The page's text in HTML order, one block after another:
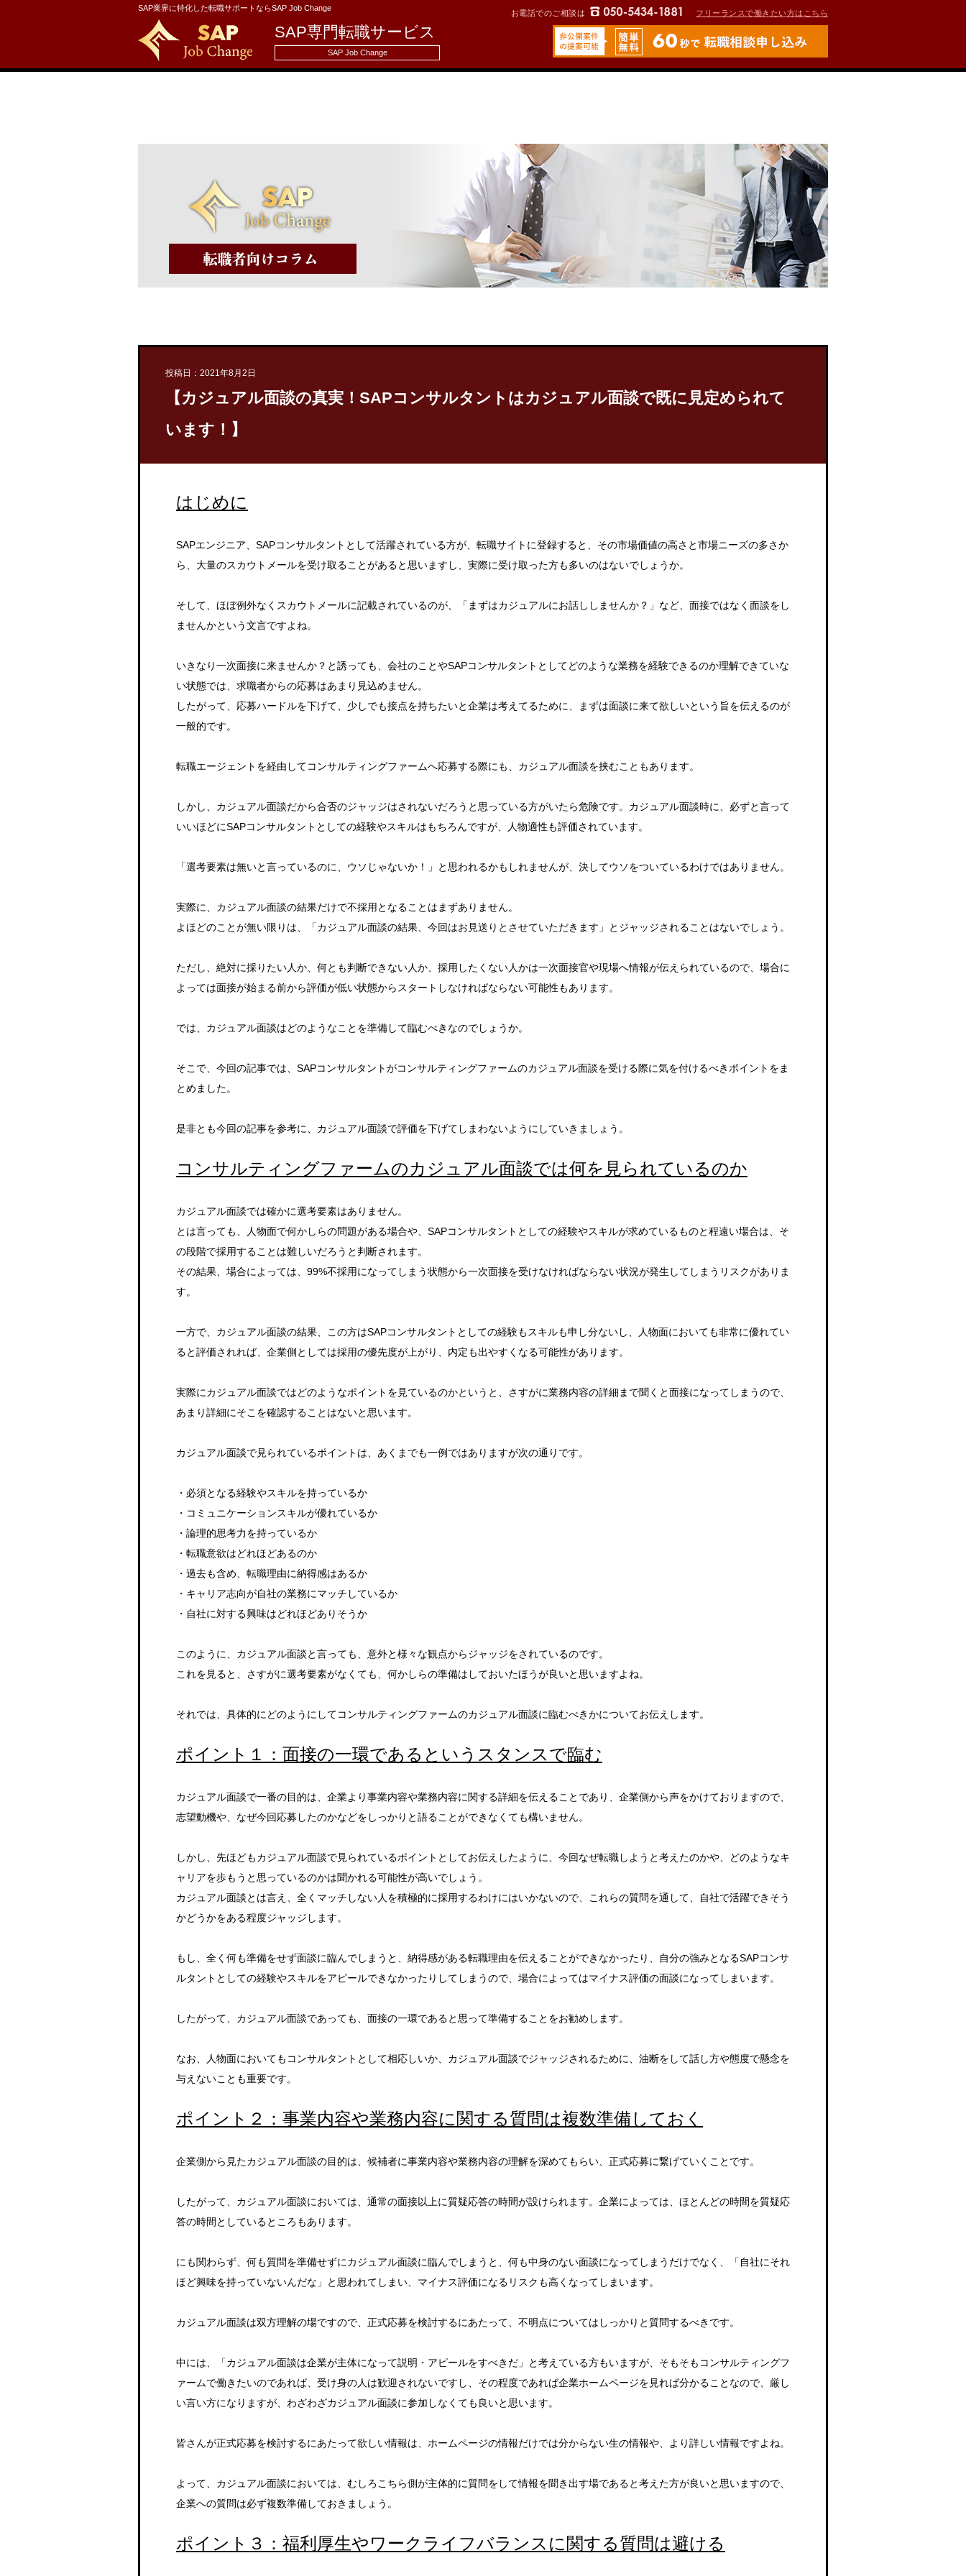
SAP業界に特化した転職サポートならSAP Job Change
SAP専門転職サービス
SAP Job Change
お電話でのご相談は フリーランスで働きたい方はこちら
投稿日：2021年8月2日
【カジュアル面談の真実！SAPコンサルタントはカジュアル面談で既に見定められて
います！】
はじめに
SAPエンジニア、SAPコンサルタントとして活躍されている方が、転職サイトに登録すると、その市場価値の高さと市場ニーズの多さか
ら、大量のスカウトメールを受け取ることがあると思いますし、実際に受け取った方も多いのはないでしょうか。
そして、ほぼ例外なくスカウトメールに記載されているのが、「まずはカジュアルにお話ししませんか？」など、面接ではなく面談をし
ませんかという文言ですよね。
いきなり一次面接に来ませんか？と誘っても、会社のことやSAPコンサルタントとしてどのような業務を経験できるのか理解できていな
い状態では、求職者からの応募はあまり見込めません。
したがって、応募ハードルを下げて、少しでも接点を持ちたいと企業は考えてるために、まずは面談に来て欲しいという旨を伝えるのが
一般的です。
転職エージェントを経由してコンサルティングファームへ応募する際にも、カジュアル面談を挟むこともあります。
しかし、カジュアル面談だから合否のジャッジはされないだろうと思っている方がいたら危険です。カジュアル面談時に、必ずと言って
いいほどにSAPコンサルタントとしての経験やスキルはもちろんですが、人物適性も評価されています。
「選考要素は無いと言っているのに、ウソじゃないか！」と思われるかもしれませんが、決してウソをついているわけではありません。
実際に、カジュアル面談の結果だけで不採用となることはまずありません。
よほどのことが無い限りは、「カジュアル面談の結果、今回はお見送りとさせていただきます」とジャッジされることはないでしょう。
ただし、絶対に採りたい人か、何とも判断できない人か、採用したくない人かは一次面接官や現場へ情報が伝えられているので、場合に
よっては面接が始まる前から評価が低い状態からスタートしなければならない可能性もあります。
では、カジュアル面談はどのようなことを準備して臨むべきなのでしょうか。
そこで、今回の記事では、SAPコンサルタントがコンサルティングファームのカジュアル面談を受ける際に気を付けるべきポイントをま
とめました。
是非とも今回の記事を参考に、カジュアル面談で評価を下げてしまわないようにしていきましょう。
コンサルティングファームのカジュアル面談では何を見られているのか
カジュアル面談では確かに選考要素はありません。
とは言っても、人物面で何かしらの問題がある場合や、SAPコンサルタントとしての経験やスキルが求めているものと程遠い場合は、そ
の段階で採用することは難しいだろうと判断されます。
その結果、場合によっては、99%不採用になってしまう状態から一次面接を受けなければならない状況が発生してしまうリスクがありま
す。
一方で、カジュアル面談の結果、この方はSAPコンサルタントとしての経験もスキルも申し分ないし、人物面においても非常に優れてい
ると評価されれば、企業側としては採用の優先度が上がり、内定も出やすくなる可能性があります。
実際にカジュアル面談ではどのようなポイントを見ているのかというと、さすがに業務内容の詳細まで聞くと面接になってしまうので、
あまり詳細にそこを確認することはないと思います。
カジュアル面談で見られているポイントは、あくまでも一例ではありますが次の通りです。
・必須となる経験やスキルを持っているか
・コミュニケーションスキルが優れているか
・論理的思考力を持っているか
・転職意欲はどれほどあるのか
・過去も含め、転職理由に納得感はあるか
・キャリア志向が自社の業務にマッチしているか
・自社に対する興味はどれほどありそうか
このように、カジュアル面談と言っても、意外と様々な観点からジャッジをされているのです。
これを見ると、さすがに選考要素がなくても、何かしらの準備はしておいたほうが良いと思いますよね。
それでは、具体的にどのようにしてコンサルティングファームのカジュアル面談に臨むべきかについてお伝えします。
ポイント１：面接の一環であるというスタンスで臨む
カジュアル面談で一番の目的は、企業より事業内容や業務内容に関する詳細を伝えることであり、企業側から声をかけておりますので、
志望動機や、なぜ今回応募したのかなどをしっかりと語ることができなくても構いません。
しかし、先ほどもカジュアル面談で見られているポイントとしてお伝えしたように、今回なぜ転職しようと考えたのかや、どのようなキ
ャリアを歩もうと思っているのかは聞かれる可能性が高いでしょう。
カジュアル面談とは言え、全くマッチしない人を積極的に採用するわけにはいかないので、これらの質問を通して、自社で活躍できそう
かどうかをある程度ジャッジします。
もし、全く何も準備をせず面談に臨んでしまうと、納得感がある転職理由を伝えることができなかったり、自分の強みとなるSAPコンサ
ルタントとしての経験やスキルをアピールできなかったりしてしまうので、場合によってはマイナス評価の面談になってしまいます。
したがって、カジュアル面談であっても、面接の一環であると思って準備することをお勧めします。
なお、人物面においてもコンサルタントとして相応しいか、カジュアル面談でジャッジされるために、油断をして話し方や態度で懸念を
与えないことも重要です。
ポイント２：事業内容や業務内容に関する質問は複数準備しておく
企業側から見たカジュアル面談の目的は、候補者に事業内容や業務内容の理解を深めてもらい、正式応募に繋げていくことです。
したがって、カジュアル面談においては、通常の面接以上に質疑応答の時間が設けられます。企業によっては、ほとんどの時間を質疑応
答の時間としているところもあります。
にも関わらず、何も質問を準備せずにカジュアル面談に臨んでしまうと、何も中身のない面談になってしまうだけでなく、「自社にそれ
ほど興味を持っていないんだな」と思われてしまい、マイナス評価になるリスクも高くなってしまいます。
カジュアル面談は双方理解の場ですので、正式応募を検討するにあたって、不明点についてはしっかりと質問するべきです。
中には、「カジュアル面談は企業が主体になって説明・アピールをすべきだ」と考えている方もいますが、そもそもコンサルティングフ
ァームで働きたいのであれば、受け身の人は歓迎されないですし、その程度であれば企業ホームページを見れば分かることなので、厳し
い言い方になりますが、わざわざカジュアル面談に参加しなくても良いと思います。
皆さんが正式応募を検討するにあたって欲しい情報は、ホームページの情報だけでは分からない生の情報や、より詳しい情報ですよね。
よって、カジュアル面談においては、むしろこちら側が主体的に質問をして情報を聞き出す場であると考えた方が良いと思いますので、
企業への質問は必ず複数準備しておきましょう。
ポイント３：福利厚生やワークライフバランスに関する質問は避ける